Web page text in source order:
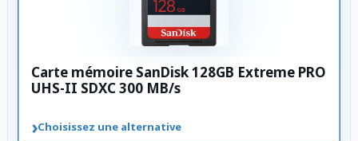
Carte mémoire SanDisk 128GB Extreme PRO
UHS-II SDXC 300 MB/s
›Choisissez une alternative